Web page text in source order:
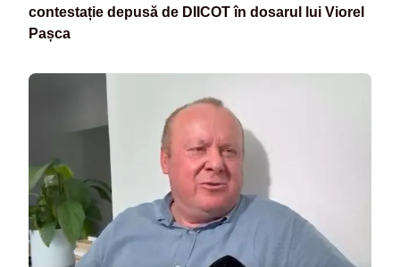
contestație depusă de DIICOT în dosarul lui Viorel
Pașca